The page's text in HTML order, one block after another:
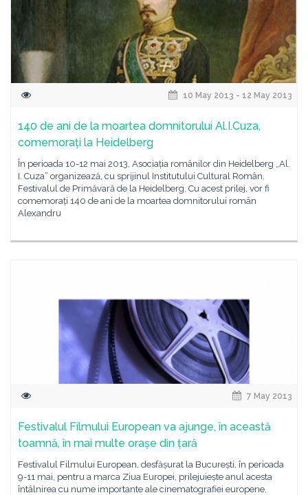
10 May 2013 - 12 May 2013
140 de ani de la moartea domnitorului Al.I.Cuza,
comemorați la Heidelberg
În perioada 10-12 mai 2013, Asociația românilor din Heidelberg „Al.
I. Cuza” organizează, cu sprijinul Institutului Cultural Român,
Festivalul de Primăvară de la Heidelberg. Cu acest prilej, vor fi
comemorați 140 de ani de la moartea domnitorului român
Alexandru
7 May 2013
Festivalul Filmului European va ajunge, în această
toamnă, în mai multe orașe din țară
Festivalul Filmului European, desfășurat la București, în perioada
9-11 mai, pentru a marca Ziua Europei, prilejuiește anul acesta
întâlnirea cu nume importante ale cinematografiei europene,